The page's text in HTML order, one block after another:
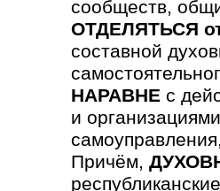
сообществ,
ОТДЕЛЯТЬСЯ
составной
НАРАВНЕ с
и
Причём,